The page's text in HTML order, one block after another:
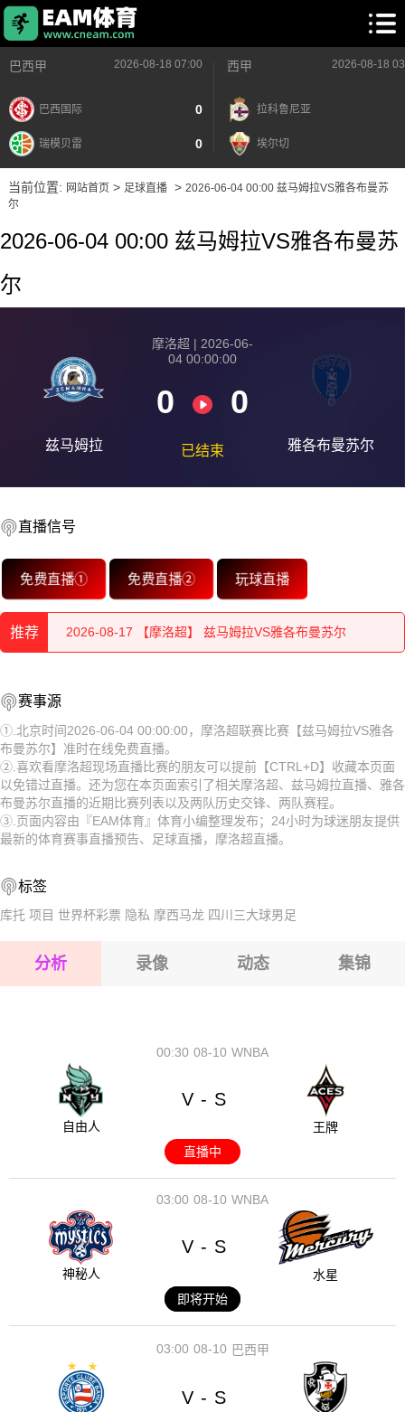
巴西甲 2026-08-18 07:00
巴西国际 0
瑞模贝雷 0
西甲 2026-08-18
拉科鲁尼亚
埃尔切
当前位置: 网站首页> 足球直播> 2026-06-04 00:00 兹马姆拉VS雅各布曼苏
尔
2026-06-04 00:00 兹马姆拉VS雅各布曼苏
尔
兹马姆拉
摩洛超 | 2026-06-
04 00:00:00
0 0
已结束 雅各布曼苏尔
直播信号
免费直播① 免费直播② 玩球直播
推荐
2026-08-17 【摩洛超】 兹马姆拉VS雅各布曼苏尔
2026-08-17 【摩洛超】 兹马姆拉VS雅各布曼苏尔
2026-08-17 【摩洛超】 兹马姆拉VS雅各布曼苏尔
2026-08-17 【摩洛超】 兹马姆拉VS雅各布曼苏尔
2026-08-17 【摩洛超】 兹马姆拉VS雅各布曼苏尔
2026-08-17 【摩洛超】 兹马姆拉VS雅各布曼苏尔
2026-08-17 【摩洛超】 兹马姆拉VS雅各布曼苏尔
2026-08-17 【摩洛超】 兹马姆拉VS雅各布曼苏尔
2026-08-17 【摩洛超】 兹马姆拉VS雅各布曼苏尔
赛事源
①.北京时间2026-06-04 00:00:00，摩洛超联赛比赛【兹马姆拉VS雅各
布曼苏尔】准时在线免费直播。
②.喜欢看摩洛超现场直播比赛的朋友可以提前【CTRL+D】收藏本页面
以免错过直播。还为您在本页面索引了相关摩洛超、兹马姆拉直播、雅各
布曼苏尔直播的近期比赛列表以及两队历史交锋、两队赛程。
③.页面内容由『EAM体育』体育小编整理发布；24小时为球迷朋友提供
最新的体育赛事直播预告、足球直播，摩洛超直播。
标签
库托 项目 世界杯彩票 隐私 摩西马龙 四川三大球男足
分析 录像 动态 集锦
08-10
00:30 WNBA
自由人
V - S
王牌
直播中
08-10
03:00 WNBA
神秘人
V - S
水星
即将开始
08-10
03:00 巴西甲
V - S